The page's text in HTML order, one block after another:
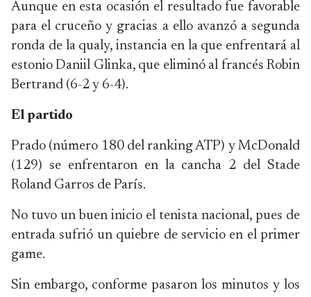
Aunque en esta ocasión el resultado fue favorable
para el cruceño y gracias a ello avanzó a segunda
ronda de la qualy, instancia en la que enfrentará al
estonio Daniil Glinka, que eliminó al francés Robin
Bertrand (6-2 y 6-4).
El partido
Prado (número 180 del ranking ATP) y McDonald
(129) se enfrentaron en la cancha 2 del Stade
Roland Garros de París.
No tuvo un buen inicio el tenista nacional, pues de
entrada sufrió un quiebre de servicio en el primer
game.
Sin embargo, conforme pasaron los minutos y los